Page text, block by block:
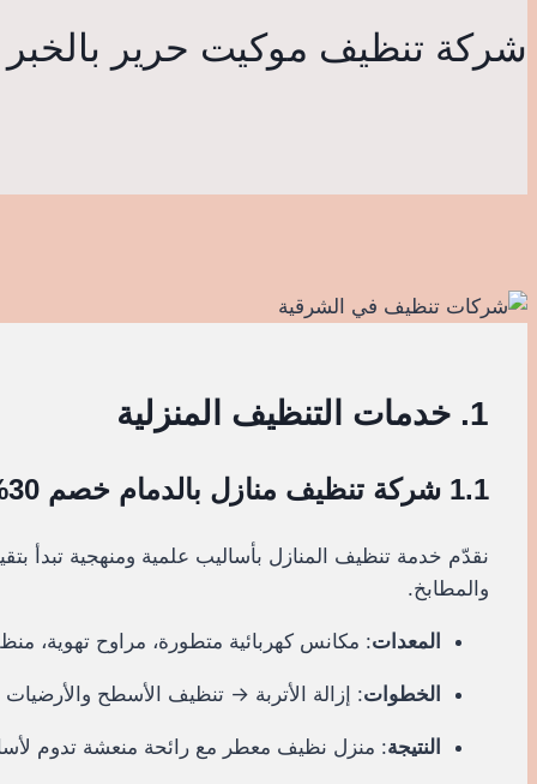
شركة تنظيف موكيت حرير بالخبر
1. خدمات التنظيف المنزلية
1.1 شركة تنظيف منازل بالدمام خصم 30%
نقدّم خدمة تنظيف المنازل بأساليب علمية ومنهجية تبدأ
والمطابخ.
المعدات: مكانس كهربائية متطورة، مراوح تهوية،
الخطوات: إزالة الأتربة → تنظيف الأسطح
النتيجة: منزل نظيف معطر مع رائحة منعشة تدوم